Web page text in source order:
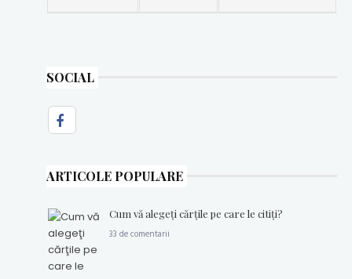
SOCIAL
ARTICOLE POPULARE
Cum vă alegeţi cărţile pe care le citiţi?
33 de comentarii